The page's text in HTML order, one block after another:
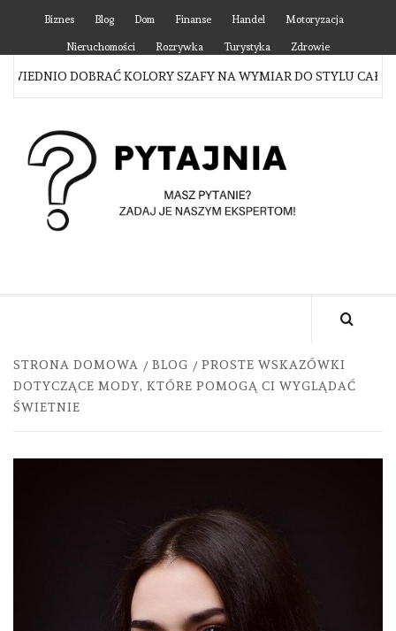
content
Biznes Blog Dom Finanse Handel Motoryzacja
Nieruchomości Rozrywka Turystyka Zdrowie
DOBRAĆ KOLORY SZAFY NA WYMIAR DO STYLU CAŁEGO
STRONA DOMOWA BLOG
PROSTE WSKAZÓWKI
DOTYCZĄCE MODY, KTÓRE POMOGĄ CI WYGLĄDAĆ
ŚWIETNIE